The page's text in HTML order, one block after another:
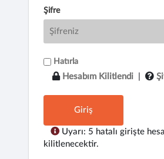
Şifre
Hatırla
Hesabım Kilitlendi
Giriş
Uyarı: 5 hatalı girişte
kilitlenecektir.